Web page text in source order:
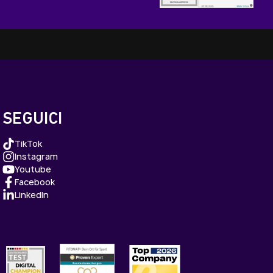
SEGUICI
TikTok
Instagram
Youtube
Facebook
LinkedIn